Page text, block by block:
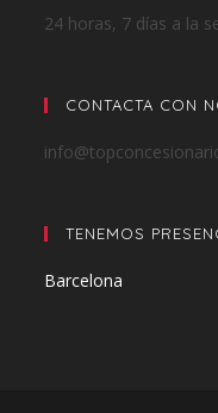
24 horas, 7 días a la
CONTACTA CON
TENEMOS
Barcelona